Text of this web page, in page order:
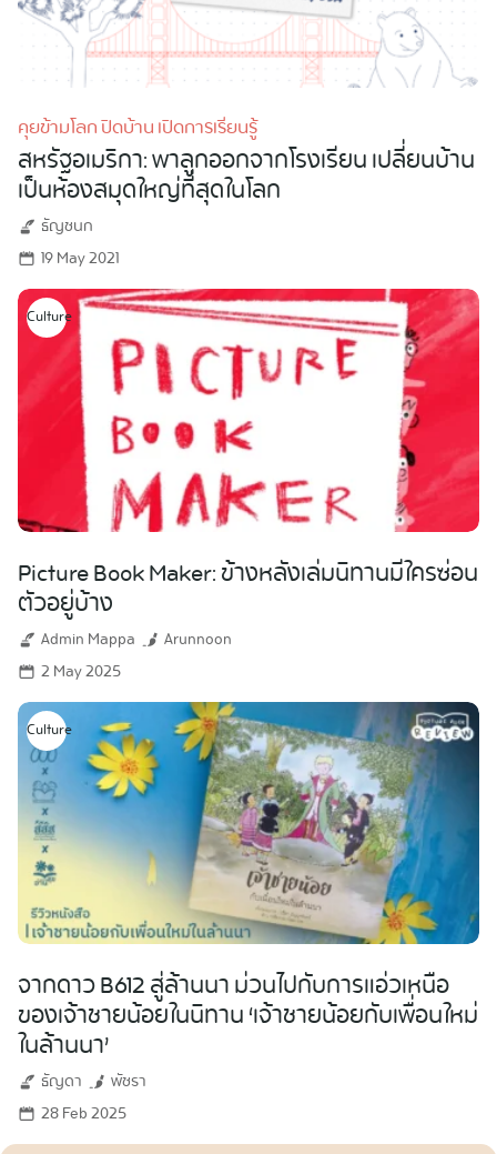
คุยข้ามโลก ปิดบ้าน เปิดการเรียนรู้
สหรัฐอเมริกา: พาลูกออกจากโรงเรียน เปลี่ยนบ้าน
เป็นห้องสมุดใหญ่ที่สุดในโลก
ธัญชนก
19 May 2021
Culture
Picture Book Maker: ข้างหลังเล่มนิทานมีใครซ่อน
ตัวอยู่บ้าง
Admin Mappa
Arunnoon
2 May 2025
Culture
จากดาว B612 สู่ล้านนา ม่วนไปกับการแอ่วเหนือ
ของเจ้าชายน้อยในนิทาน ‘เจ้าชายน้อยกับเพื่อนใหม่
ในล้านนา’
ธัญดา
พัชรา
28 Feb 2025